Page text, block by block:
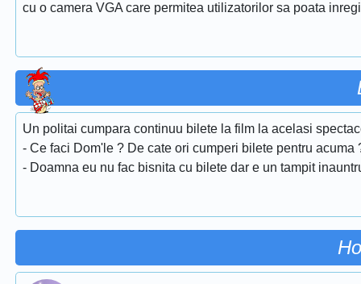
cu o camera VGA care permitea utilizatorilor sa poata
Un politai cumpara continuu bilete la film la acelasi
- Ce faci Dom'le ? De cate ori cumperi bilete pentru acuma
- Doamna eu nu fac bisnita cu bilete dar e un tampit